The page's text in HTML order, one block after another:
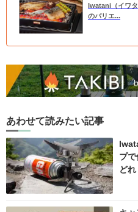
Iwatani（イワ
のバリエ...
あわせて読みたい記事
プ
どれ